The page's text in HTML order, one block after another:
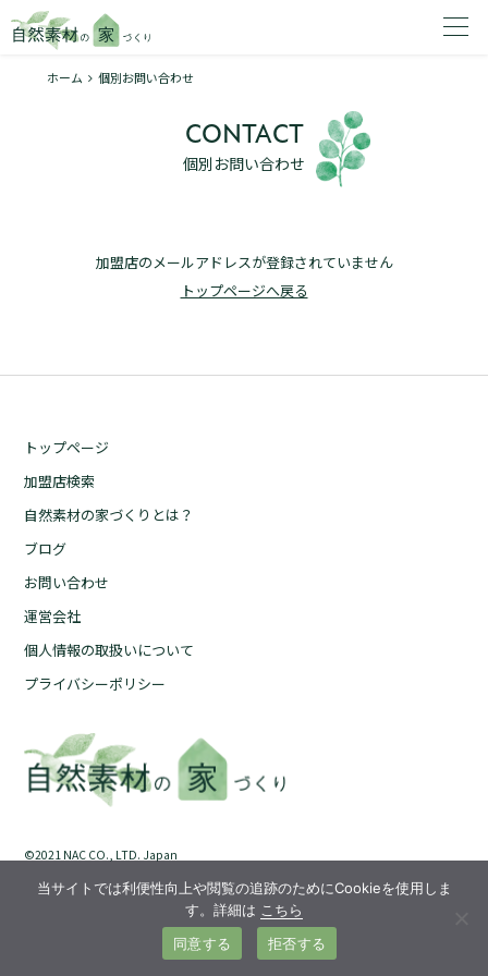
家を建てたいエリアを選択してください。
トップページ
加盟店検索
自然素材の家づくりとは？
ブログ
お問い合わせ
運営会社
個人情報の取扱いについて
プライバシーポリシー
ホーム 個別お問い合わせ
CONTACT
個別お問い合わせ
加盟店のメールアドレスが登録されていません
トップページへ戻る
トップページ
加盟店検索
自然素材の家づくりとは？
ブログ
お問い合わせ
運営会社
個人情報の取扱いについて
プライバシーポリシー
©︎2021 NAC CO., LTD. Japan
当サイトでは利便性向上や閲覧の追跡のためにCookieを使用しま
す。詳細は こちら
同意する
拒否する